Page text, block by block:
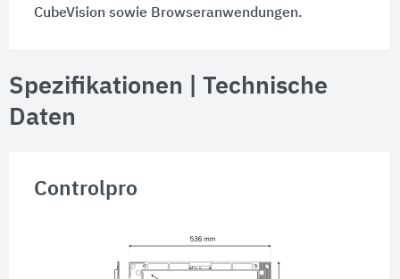
CubeVision sowie Browseranwendungen.
Spezifikationen | Technische
Daten
Controlpro